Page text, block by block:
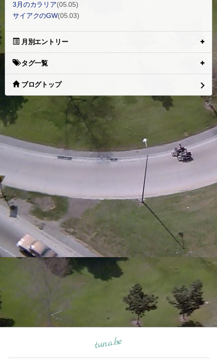
3月のカラリア(05.05)
サイアクのGW(05.03)
月別エントリー
タグ一覧
ブログトップ
tuna.be